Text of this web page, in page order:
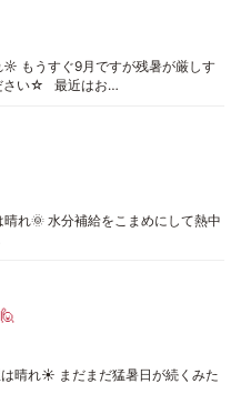
もうすぐ9月ですが残暑が厳しす
さい☆ 最近はお…
れ🌞 水分補給をこまめにして熱中
晴れ☀ まだまだ猛暑日が続くみた